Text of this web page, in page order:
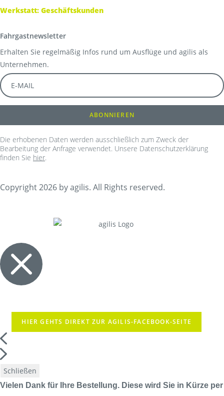
Werkstatt: Geschäftskunden
Fahrgastnewsletter
Erhalten Sie regelmäßig Infos rund um Ausflüge und agilis als
Unternehmen.
Die erhobenen Daten werden ausschließlich zum Zweck der
Bearbeitung der Anfrage verwendet. Unsere Datenschutzerklärung
finden Sie hier.
Copyright 2026 by agilis. All Rights reserved.
HIER GEHTS DIREKT ZUR AGILIS-FACEBOOK-SEITE
Schließen
Vielen Dank für Ihre Bestellung. Diese wird Sie in Kürze per